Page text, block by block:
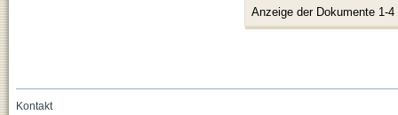
Anzeige der Dokumente 1-4
Kontakt